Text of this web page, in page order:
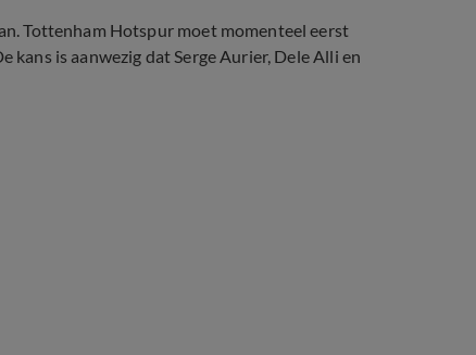
Tottenham Hotspur moet momenteel eerst
is aanwezig dat Serge Aurier, Dele Alli en